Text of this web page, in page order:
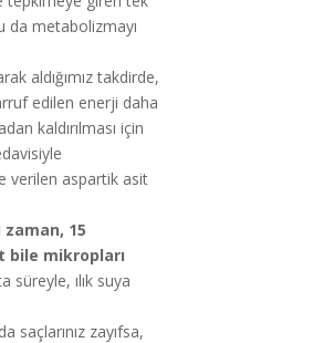
da metabolizmayı
aldığımız takdirde,
edilen enerji daha
kaldırılması için
verilen aspartik asit
zaman, 15
bile mikropları
süreyle, ılık suya
saçlarınız zayıfsa,